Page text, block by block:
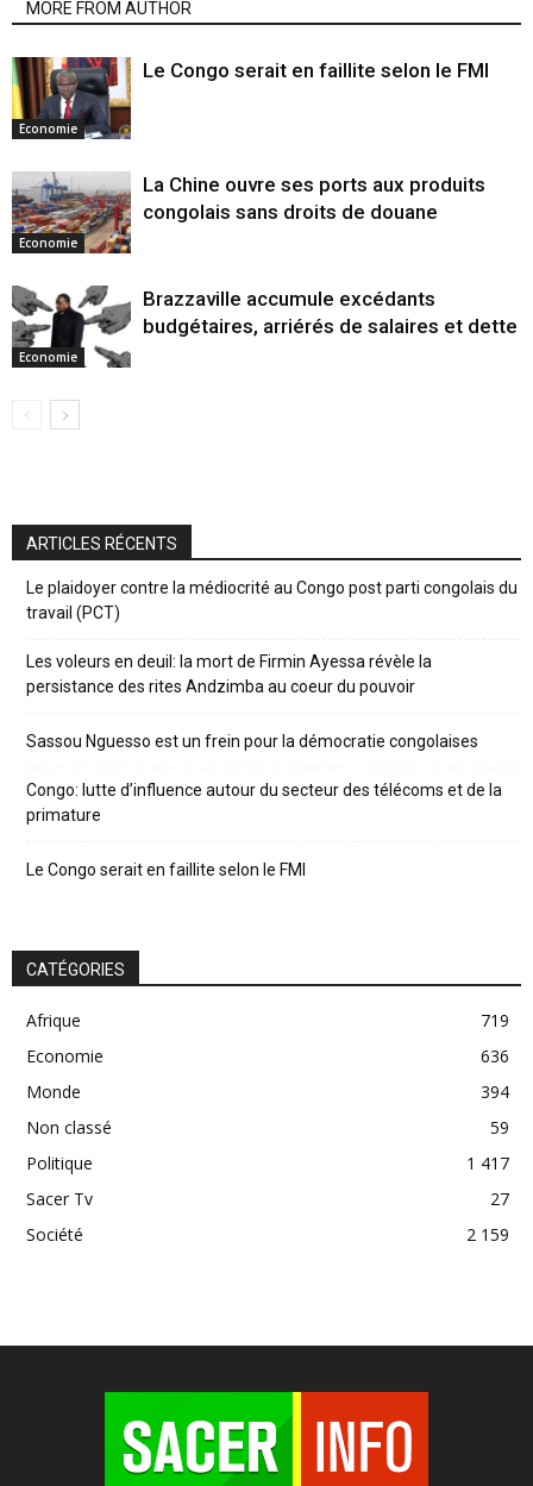
MORE FROM AUTHOR
Economie
Le Congo serait en faillite selon le FMI
Economie
La Chine ouvre ses ports aux produits
congolais sans droits de douane
Economie
Brazzaville accumule excédants
budgétaires, arriérés de salaires et dette
ARTICLES RÉCENTS
Le plaidoyer contre la médiocrité au Congo post parti congolais du
travail (PCT)
Les voleurs en deuil: la mort de Firmin Ayessa révèle la
persistance des rites Andzimba au coeur du pouvoir
Sassou Nguesso est un frein pour la démocratie congolaises
Congo: lutte d’influence autour du secteur des télécoms et de la
primature
Le Congo serait en faillite selon le FMI
CATÉGORIES
Afrique
719
Economie
636
Monde
394
Non classé
59
Politique
1 417
Sacer Tv
27
Société
2 159